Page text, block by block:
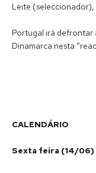
Leite (seleccionador),
Portugal irá defrontar
Dinamarca nesta
CALENDÁRIO
Sexta feira (14/06)